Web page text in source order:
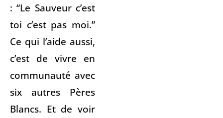
: “Le Sauveur c’est
toi c’est pas moi.”
Ce qui l’aide aussi,
c’est de vivre en
communauté avec
six autres Pères
Blancs. Et de voir